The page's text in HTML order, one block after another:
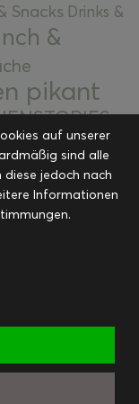
Snacks Drinks &
&
pikant
Kuchen und
&
Resteküche
auf unserer
sind alle
diese jedoch nach
Informationen